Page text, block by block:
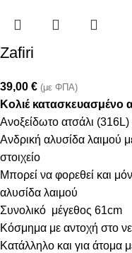
Zafiri
39,00 € (με ΦΠΑ)
Κολιέ κατασκευασμένο
Ανοξείδωτο ατσάλι (316L)
Ανδρική αλυσίδα λαιμού
στοιχείο
Μπορεί να φορεθεί και
αλυσίδα λαιμού
Συνολικό μέγεθος 61cm
Κόσμημα με αντοχή στο
Κατάλληλο και για άτομα